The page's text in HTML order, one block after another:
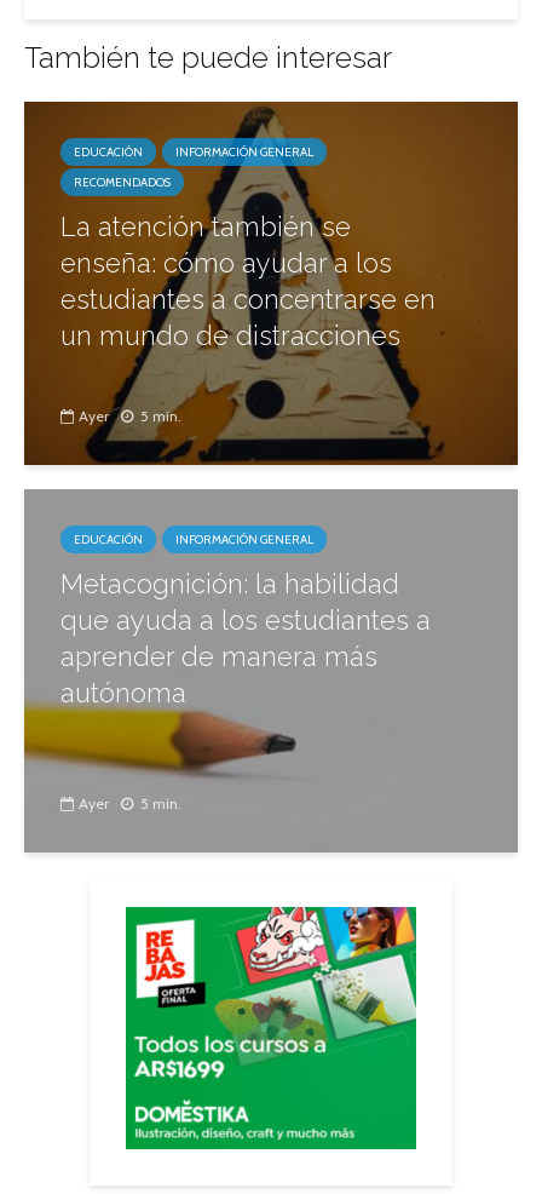
También te puede interesar
EDUCACIÓN
INFORMACIÓN GENERAL
RECOMENDADOS
La atención también se
enseña: cómo ayudar a los
estudiantes a concentrarse en
un mundo de distracciones
Ayer 5 min.
EDUCACIÓN INFORMACIÓN GENERAL
Metacognición: la habilidad
que ayuda a los estudiantes a
aprender de manera más
autónoma
Ayer 5 min.